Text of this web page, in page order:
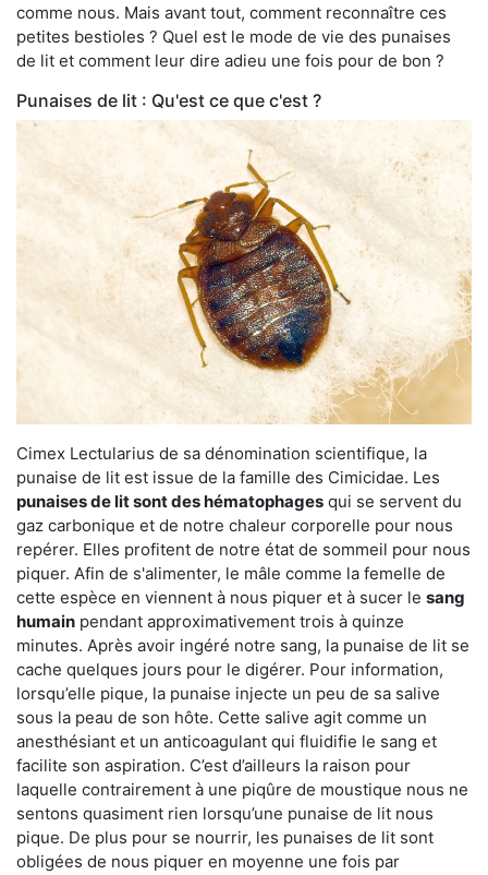
comme nous. Mais avant tout, comment reconnaître ces
petites bestioles ? Quel est le mode de vie des punaises
de lit et comment leur dire adieu une fois pour de bon ?
Punaises de lit : Qu'est ce que c'est ?
Cimex Lectularius de sa dénomination scientifique, la
punaise de lit est issue de la famille des Cimicidae. Les
punaises de lit sont des hématophages qui se servent du
gaz carbonique et de notre chaleur corporelle pour nous
repérer. Elles profitent de notre état de sommeil pour nous
piquer. Afin de s'alimenter, le mâle comme la femelle de
cette espèce en viennent à nous piquer et à sucer le sang
humain pendant approximativement trois à quinze
minutes. Après avoir ingéré notre sang, la punaise de lit se
cache quelques jours pour le digérer. Pour information,
lorsqu’elle pique, la punaise injecte un peu de sa salive
sous la peau de son hôte. Cette salive agit comme un
anesthésiant et un anticoagulant qui fluidifie le sang et
facilite son aspiration. C’est d’ailleurs la raison pour
laquelle contrairement à une piqûre de moustique nous ne
sentons quasiment rien lorsqu’une punaise de lit nous
pique. De plus pour se nourrir, les punaises de lit sont
obligées de nous piquer en moyenne une fois par